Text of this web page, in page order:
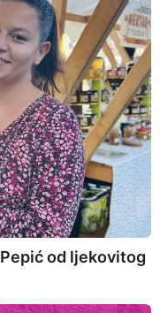
od ljekovitog